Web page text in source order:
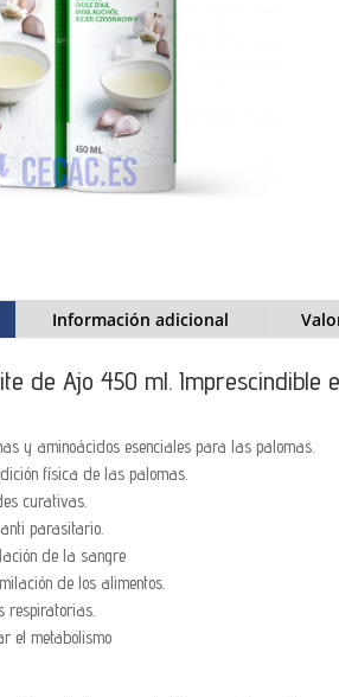
Información adicional
de Ajo 450 ml. Imprescindible
y aminoácidos esenciales para las palomas.
física de las palomas.
curativas.
parasitario.
de la sangre
de los alimentos.
respiratorias.
el metabolismo